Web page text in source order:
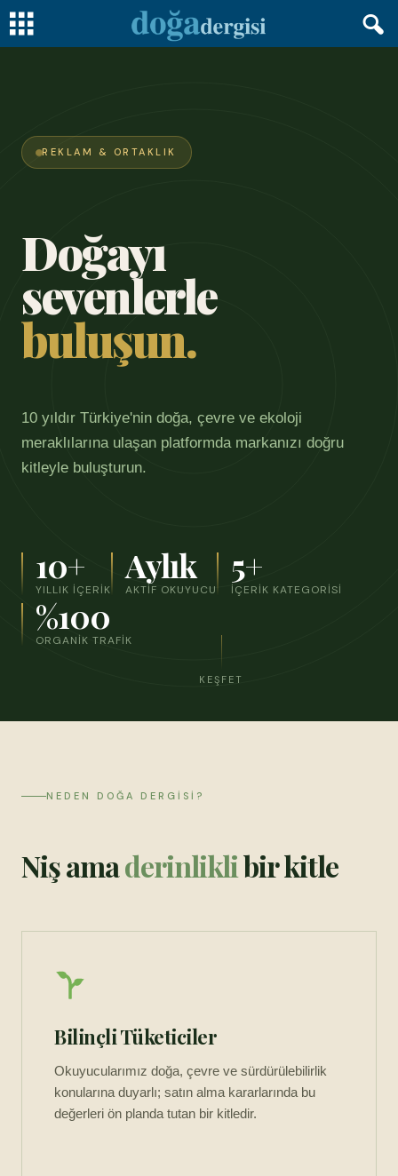
REKLAM & ORTAKLIK
Doğayı
sevenlerle
buluşun.
10 yıldır Türkiye'nin doğa, çevre ve ekoloji
meraklılarına ulaşan platformda markanızı doğru
kitleyle buluşturun.
10+
YILLIK İÇERIK
Aylık
AKTIF OKUYUCU
5+
İÇERIK KATEGORISI
%100
ORGANIK TRAFIK
KEŞFET
NEDEN DOĞA DERGISI?
Niş amaderinliklibir kitle
Bilinçli Tüketiciler
Okuyucularımız doğa, çevre ve sürdürülebilirlik
konularına duyarlı; satın alma kararlarında bu
değerleri ön planda tutan bir kitledir.